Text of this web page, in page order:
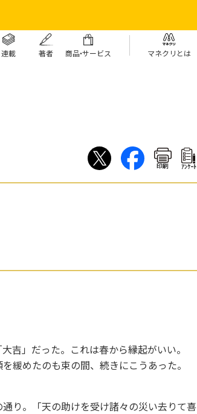
連載 著者 商品・サービス マネクリとは
印刷 ｱﾝｹｰﾄ
吉」だった。これは春から縁起がいい。
緩めたのも束の間、続きにこうあった。
り。「天の助けを受け諸々の災い去りて喜